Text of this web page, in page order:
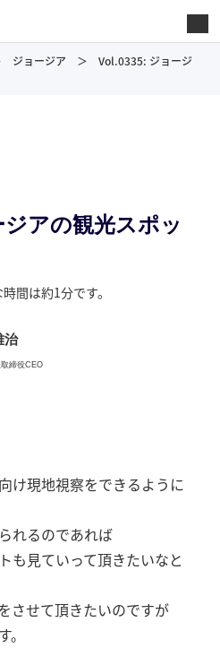
ジョージア
Vol.0335: ジョージ
アの観光スポッ
間は約1分です。
治
締役CEO
け現地視察をできるように
れるのであれば
も見ていって頂きたいなと
させて頂きたいのですが
。